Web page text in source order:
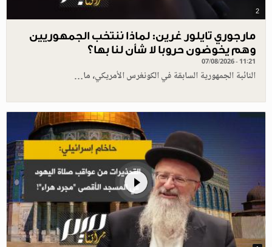
2
مارجوري تايلور غرين: لماذا ننتخب الجمهوريين
وهم يخوضون حروبا لا شأن لنا بها؟
07/08/2026 - 11:21
النائبة الجمهورية السابقة في الكونغرس الأمريكي، ما…